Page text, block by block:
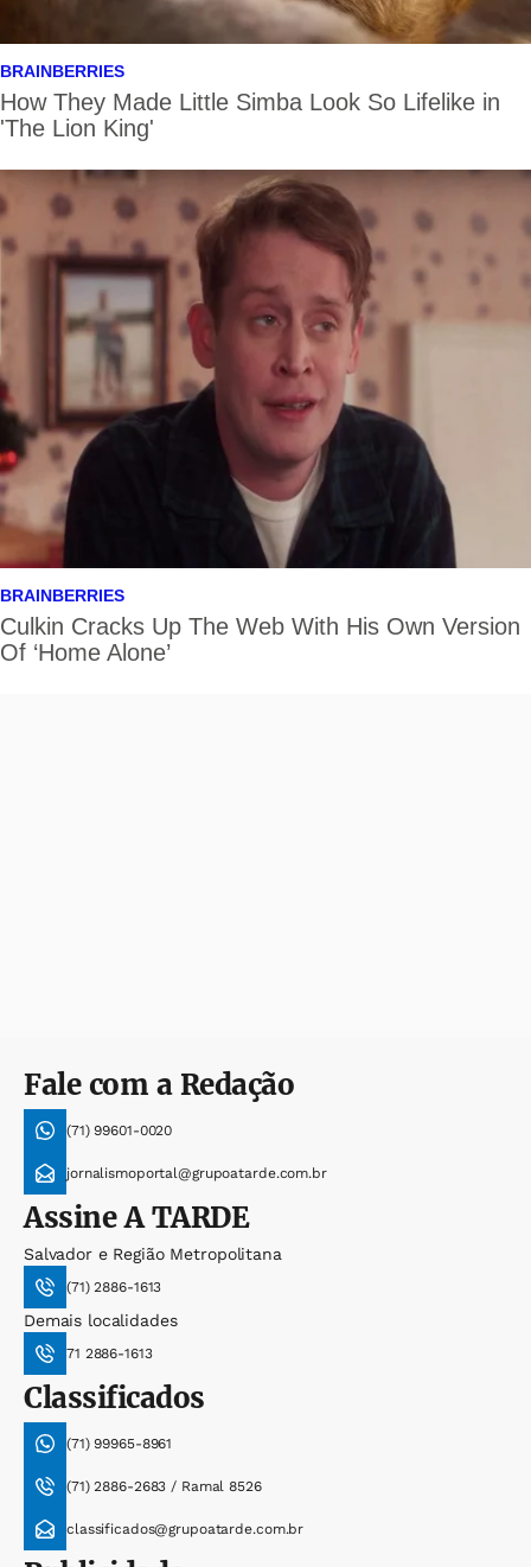
Fale com a Redação
(71) 99601-0020
jornalismoportal@grupoatarde.com.br
AssineA TARDE
Salvador e Região Metropolitana
(71) 2886-1613
Demais localidades
71 2886-1613
Classificados
(71) 99965-8961
(71) 2886-2683 / Ramal 8526
classificados@grupoatarde.com.br